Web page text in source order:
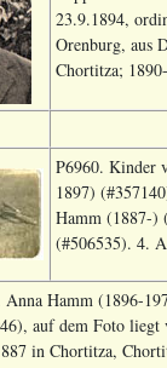
23.9.1894,
Orenburg, aus
Chortitza;
P6960. Kinder
1897)
Hamm (1887-)
(#506535). 4.
Hamm (1896-
auf dem Foto
in Chortitza,